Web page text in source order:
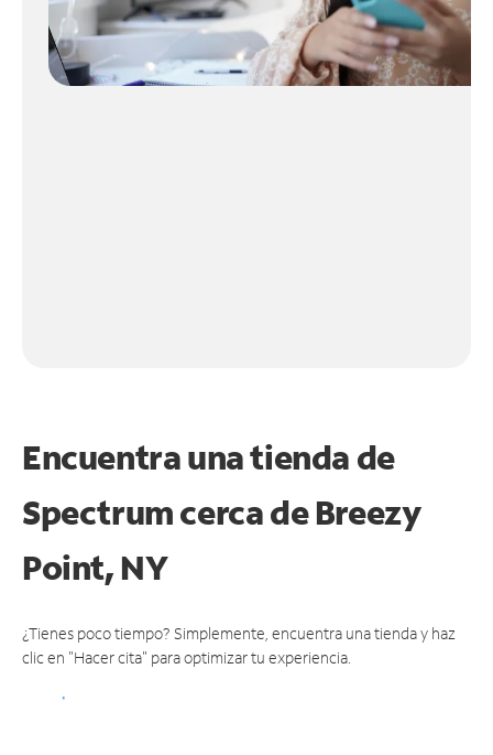
Encuentra una tienda de
Spectrumcerca de Breezy
Point, NY
¿Tienes poco tiempo? Simplemente, encuentra una tienda y haz
clic en "Hacer cita" para optimizar tu experiencia.